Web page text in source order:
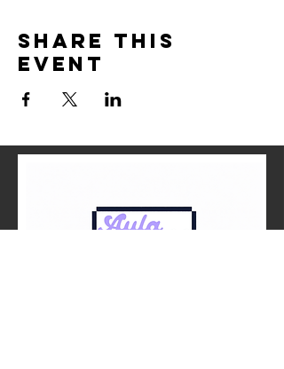
Share this
event